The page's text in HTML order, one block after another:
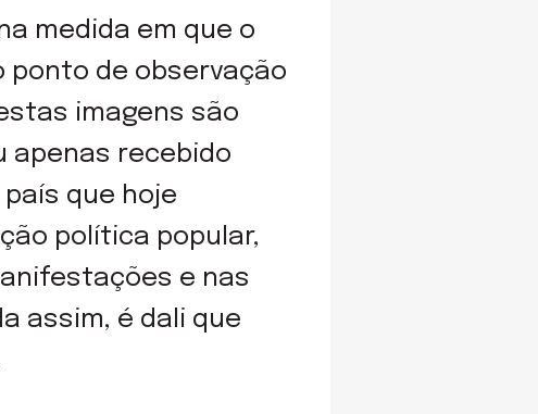
medida em que o
ponto de observação
imagens são
apenas recebido
que hoje
política popular,
e nas
assim, é dali que